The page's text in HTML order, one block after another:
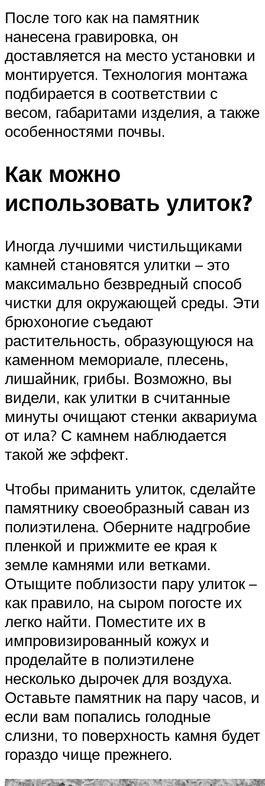
После того как на памятник
нанесена гравировка, он
доставляется на место установки и
монтируется. Технология монтажа
подбирается в соответствии с
весом, габаритами изделия, а также
особенностями почвы.
Как можно
использовать улиток?
Иногда лучшими чистильщиками
камней становятся улитки – это
максимально безвредный способ
чистки для окружающей среды. Эти
брюхоногие съедают
растительность, образующуюся на
каменном мемориале, плесень,
лишайник, грибы. Возможно, вы
видели, как улитки в считанные
минуты очищают стенки аквариума
от ила? С камнем наблюдается
такой же эффект.
Чтобы приманить улиток, сделайте
памятнику своеобразный саван из
полиэтилена. Оберните надгробие
пленкой и прижмите ее края к
земле камнями или ветками.
Отыщите поблизости пару улиток –
как правило, на сыром погосте их
легко найти. Поместите их в
импровизированный кожух и
проделайте в полиэтилене
несколько дырочек для воздуха.
Оставьте памятник на пару часов, и
если вам попались голодные
слизни, то поверхность камня будет
гораздо чище прежнего.